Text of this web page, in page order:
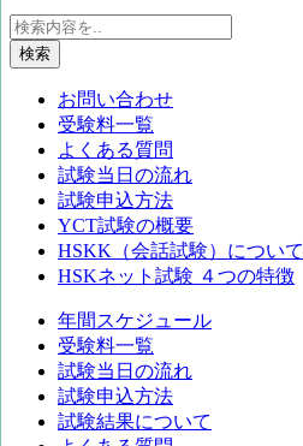
検索
お問い合わせ
受験料一覧
よくある質問
試験当日の流れ
試験申込方法
YCT試験の概要
HSKK（会話試験）について
HSKネット試験 ４つの特徴
年間スケジュール
受験料一覧
試験当日の流れ
試験申込方法
試験結果について